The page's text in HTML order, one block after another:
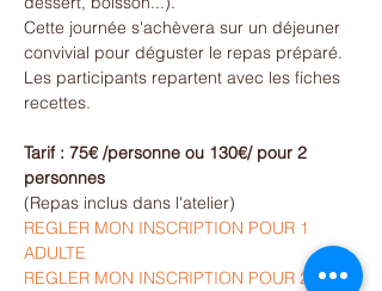
Cette journée s'achèvera sur un déjeuner
convivial pour déguster le repas préparé.
Les participants repartent avec les fiches
recettes.
Tarif : 75€ /personne ou 130€/ pour 2
personnes
(Repas inclus dans l'atelier)
REGLER MON INSCRIPTION POUR 1
ADULTE
REGLER MON INSCRIPTION POUR 2